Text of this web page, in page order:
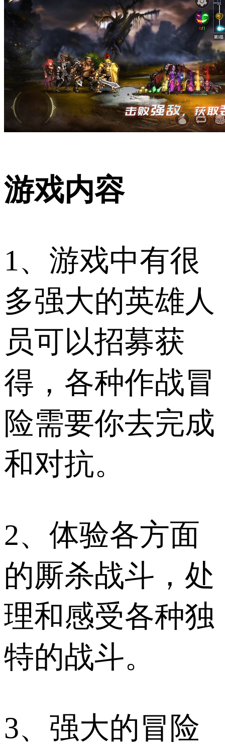
游戏内容
1、游戏中有很
多强大的英雄人
员可以招募获
得，各种作战冒
险需要你去完成
和对抗。
2、体验各方面
的厮杀战斗，处
理和感受各种独
特的战斗。
3、强大的冒险